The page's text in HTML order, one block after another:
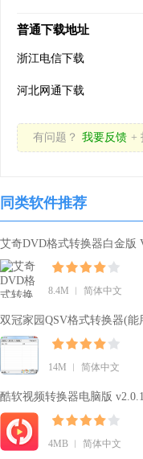
普通下载地址
浙江电信下载
河北网通下载
有问题？ 我要反馈 +
同类软件推荐
艾奇DVD格式转换器白金版
8.4M ︱ 简体中文
14M ︱ 简体中文
酷软视频转换器电脑版
4MB ︱ 简体中文